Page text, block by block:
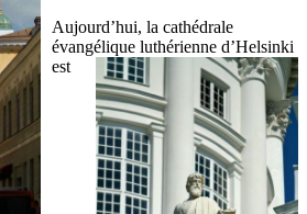
Aujourd’hui, la cathédrale
évangélique luthérienne d’Helsinki
est